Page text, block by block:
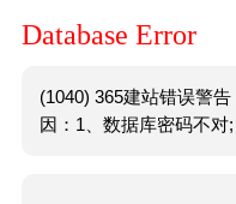
Database Error
(1040) 365建站错误警
因：1、数据库密码不对;